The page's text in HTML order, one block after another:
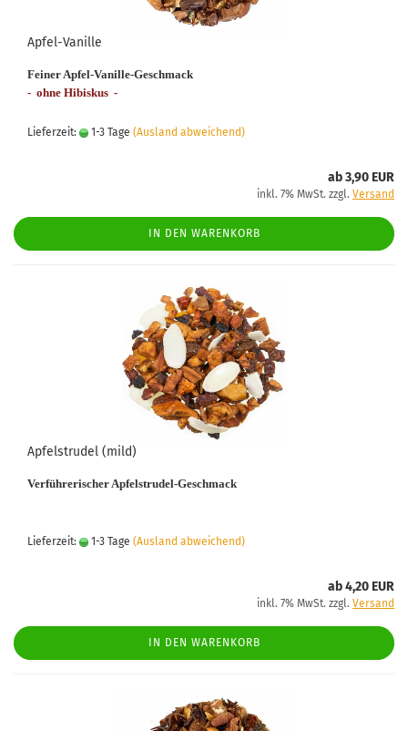
Apfel-Vanille
Feiner Apfel-Vanille-Geschmack
- ohne Hibiskus -
Lieferzeit: 1-3 Tage (Ausland abweichend)
ab 3,90 EUR
inkl. 7% MwSt. zzgl. Versand
IN DEN WARENKORB
Apfelstrudel (mild)
Verführerischer Apfelstrudel-Geschmack
Lieferzeit: 1-3 Tage (Ausland abweichend)
ab 4,20 EUR
inkl. 7% MwSt. zzgl. Versand
IN DEN WARENKORB